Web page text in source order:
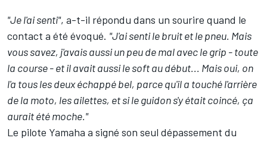
"Je l'ai senti", a-t-il répondu dans un sourire quand le
contact a été évoqué. "J'ai senti le bruit et le pneu. Mais
vous savez, j'avais aussi un peu de mal avec le grip - toute
la course - et il avait aussi le soft au début... Mais oui, on
l'a tous les deux échappé bel, parce qu'il a touché l'arrière
de la moto, les ailettes, et si le guidon s'y était coincé, ça
aurait été moche."
Le pilote Yamaha a signé son seul dépassement du